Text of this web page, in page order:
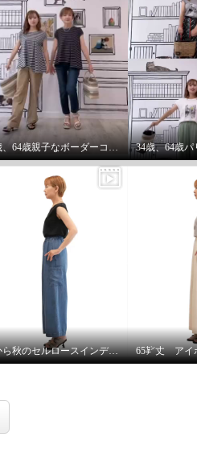
34歳、64歳親子なボーダーコーデstyle^_^
夏から秋のセルロースインディゴデニムパンツヘビロテ決定！